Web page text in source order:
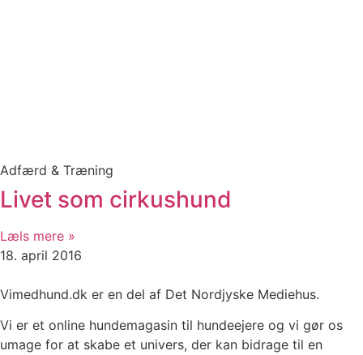
Adfærd & Træning
Livet som cirkushund
Læls mere »
18. april 2016
Vimedhund.dk er en del af Det Nordjyske Mediehus.
Vi er et online hundemagasin til hundeejere og vi gør os
umage for at skabe et univers, der kan bidrage til en